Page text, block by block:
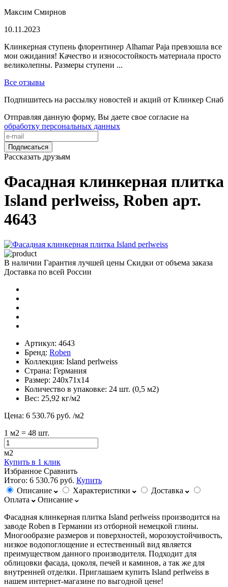
Максим Смирнов
10.11.2023
Клинкерная ступень флорентинер Alhamar Paja превзошла все
мои ожидания! Качество и износостойкость материала просто
великолепны. Размеры ступени ...
Все отзывы
Подпишитесь на рассылку новостей и акций от Клинкер Снаб
Отправляя данную форму, Вы даете свое согласие на
обработку персональных данных
Подписаться
Рассказать друзьям
Фасадная клинкерная плитка
Island perlweiss, Roben арт.
4643
В наличии Гарантия лучшей цены Скидки от объема заказа
Доставка по всей России
Артикул: 4643
Бренд: Roben
Коллекция: Island perlweiss
Страна: Германия
Размер: 240х71х14
Количество в упаковке: 24 шт. (0,5 м2)
Вес: 25,92 кг/м2
Цена: 6 530.76 руб. /м2
1 м2 = 48 шт.
м2
Купить в 1 клик
Избранное Сравнить
Итого: 6 530.76 руб. Купить
Описание
Характеристики
Доставка
Оплата
Описание
Фасадная клинкерная плитка Island perlweiss производится на
заводе Roben в Германии из отборной немецкой глины.
Многообразие размеров и поверхностей, морозоустойчивость,
низкое водопоглощение и естественный вид является
преимуществом данного производителя. Подходит для
облицовки фасада, цоколя, печей и каминов, а так же для
внутренней отделки. Приглашаем купить Island perlweiss в
нашем интернет-магазине по выгодной цене!